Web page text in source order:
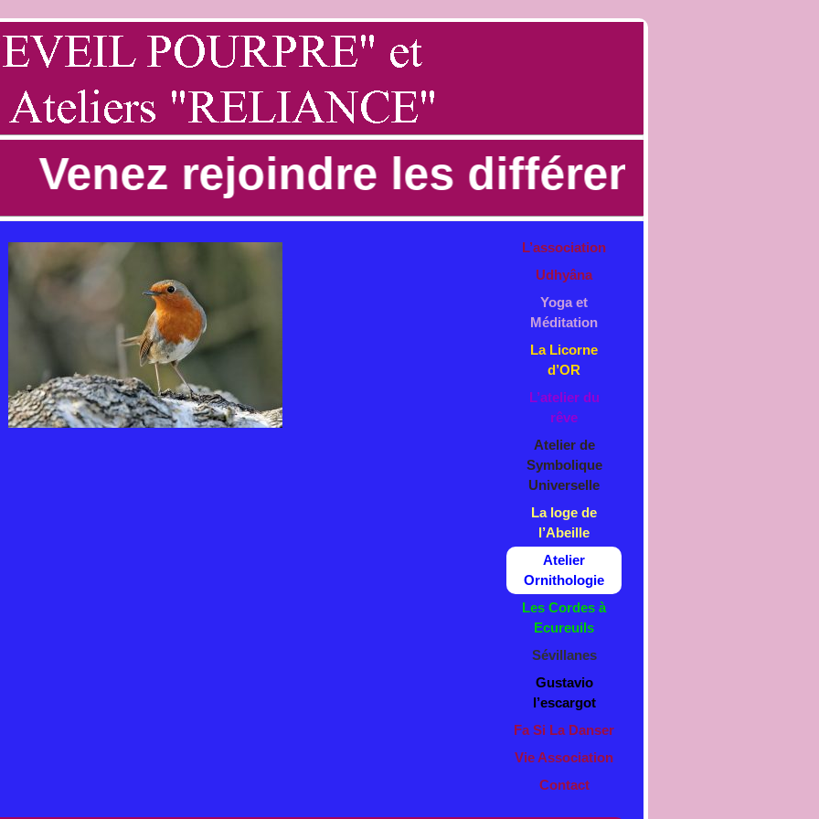
Venez rejoindre les différents
L’association
Udhyâna
Yoga et
Méditation
La Licorne
d’OR
L’atelier du
rêve
Atelier de
Symbolique
Universelle
La loge de
l’Abeille
Atelier
Ornithologie
Les Cordes à
Ecureuils
Sévillanes
Gustavio
l’escargot
Fa Si La Danser
Vie Association
Contact